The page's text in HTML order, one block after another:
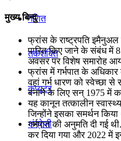
गणित
तर्कशक्ति
कंप्यूटर
अंग्रेजी
मुख्य बिन्दु
फ्रांस के राष्ट्रपति
पारित किए जाने के संबंध में 8
अवसर पर विशेष समारोह
फ्रांस में गर्भपात के अधिकार
वहां गर्भ धारण को स्‍वेच्‍छा
बनाने के लिए सन् 1975 में
यह कानून तत्कालीन
जिन्होंने इसका समर्थन
गर्भपात की अनुमति दी गई
कर दिया गया और 2022 में